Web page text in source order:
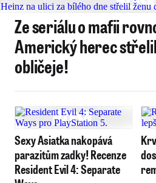
Ze seriálu o mafii
Americký herec
obličeje!
Sexy Asiatka nakopává
parazitům zadky! Recenze
Resident Evil 4: Separate